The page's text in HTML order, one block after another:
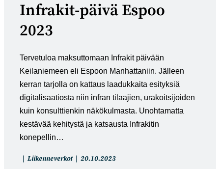
Infrakit-päivä Espoo
2023
Tervetuloa maksuttomaan Infrakit päivään
Keilaniemeen eli Espoon Manhattaniin. Jälleen
kerran tarjolla on kattaus laadukkaita esityksiä
digitalisaatiosta niin infran tilaajien, urakoitsijoiden
kuin konsulttienkin näkökulmasta. Unohtamatta
kestävää kehitystä ja katsausta Infrakitin
konepellin…
Artikkelin
Liikenneverkot
Artikkeli
20.10.2023